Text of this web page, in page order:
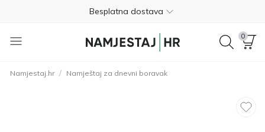
Besplatna dostava
Nije potrebno plaćanje unaprijed
01 8000 383
0
Namjestaj.hr / Namještaj za dnevni boravak